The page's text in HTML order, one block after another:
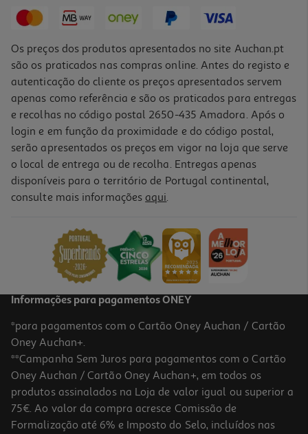
Os preços dos produtos apresentados no site Auchan.pt
são os praticados nas compras online. Antes do registo e
autenticação do cliente os preços apresentados servem
apenas como referência e são os praticados para entregas
e recolhas no código postal 2650-435 Amadora. Após o
login e em função da proximidade e do código postal,
serão apresentados os preços em vigor na loja que serve
o local de entrega ou de recolha. Entregas apenas
disponíveis para o território de Portugal continental,
consulte mais informações aqui.
Informações para pagamentos ONEY
*para pagamentos com o Cartão Oney Auchan / Cartão
Oney Auchan+.
**Campanha Sem Juros para pagamentos com o Cartão
Oney Auchan / Cartão Oney Auchan+, em todos os
produtos assinalados na Loja de valor igual ou superior a
75€. Ao valor da compra acresce Comissão de
Formalização até 6% e Imposto do Selo, incluídos nas